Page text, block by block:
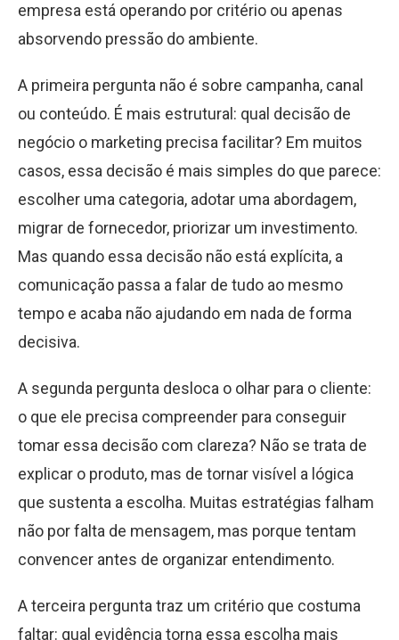
empresa está operando por critério ou apenas
absorvendo pressão do ambiente.
A primeira pergunta não é sobre campanha, canal
ou conteúdo. É mais estrutural: qual decisão de
negócio o marketing precisa facilitar? Em muitos
casos, essa decisão é mais simples do que parece:
escolher uma categoria, adotar uma abordagem,
migrar de fornecedor, priorizar um investimento.
Mas quando essa decisão não está explícita, a
comunicação passa a falar de tudo ao mesmo
tempo e acaba não ajudando em nada de forma
decisiva.
A segunda pergunta desloca o olhar para o cliente:
o que ele precisa compreender para conseguir
tomar essa decisão com clareza? Não se trata de
explicar o produto, mas de tornar visível a lógica
que sustenta a escolha. Muitas estratégias falham
não por falta de mensagem, mas porque tentam
convencer antes de organizar entendimento.
Aterceira pergunta traz um critério que costuma
faltar: qual evidência torna essa escolha mais